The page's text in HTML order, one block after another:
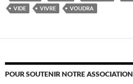
VIDE
VIVRE VOUDRA
POUR SOUTENIR NOTRE ASSOCIATION